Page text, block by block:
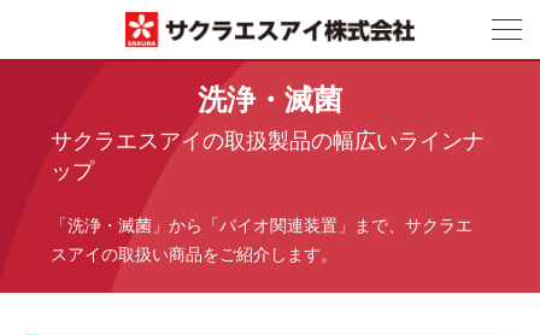
洗浄・滅菌
サクラエスアイの取扱製品の幅広いラインナ
ップ
「洗浄・滅菌」から「バイオ関連装置」まで、サクラエ
スアイの取扱い商品をご紹介します。